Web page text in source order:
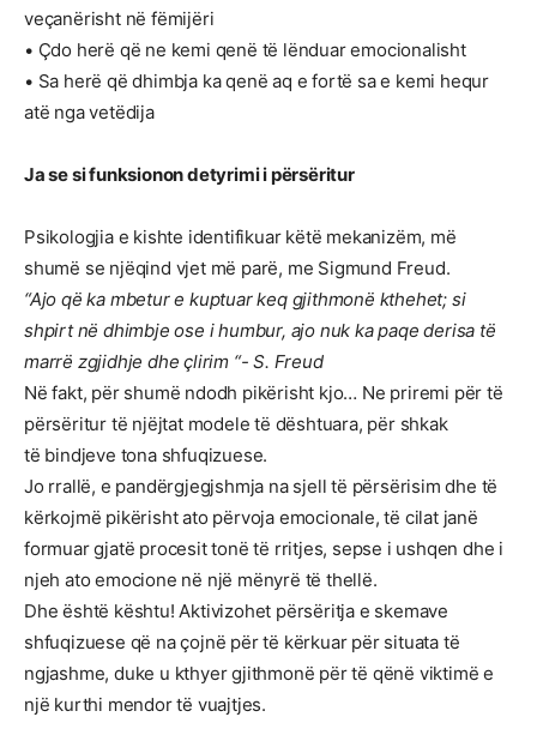
veçanërisht në fëmijëri
• Çdo herë që ne kemi qenë të lënduar emocionalisht
• Sa herë që dhimbja ka qenë aq e fortë sa e kemi hequr
atë nga vetëdija
Ja se si funksionon detyrimi i përsëritur
Psikologjia e kishte identifikuar këtë mekanizëm, më
shumë se njëqind vjet më parë, me Sigmund Freud.
“Ajo që ka mbetur e kuptuar keq gjithmonë kthehet; si
shpirt në dhimbje ose i humbur, ajo nuk ka paqe derisa të
marrë zgjidhje dhe çlirim “- S. Freud
Në fakt, për shumë ndodh pikërisht kjo… Ne priremi për të
përsëritur të njëjtat modele të dështuara, për shkak
të bindjeve tona shfuqizuese.
Jo rrallë, e pandërgjegjshmja na sjell të përsërisim dhe të
kërkojmë pikërisht ato përvoja emocionale, të cilat janë
formuar gjatë procesit tonë të rritjes, sepse i ushqen dhe i
njeh ato emocione në një mënyrë të thellë.
Dhe është kështu! Aktivizohet përsëritja e skemave
shfuqizuese që na çojnë për të kërkuar për situata të
ngjashme, duke u kthyer gjithmonë për të qënë viktimë e
një kurthi mendor të vuajtjes.